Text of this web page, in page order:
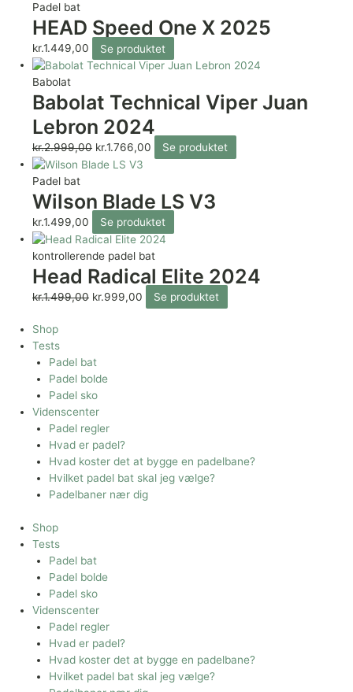
Padel bat
HEAD Speed One X 2025
kr.1.449,00 Se produktet
Babolat
Babolat Technical Viper Juan
Lebron 2024
kr.2.999,00 kr.1.766,00 Se produktet
Padel bat
Wilson Blade LS V3
kr.1.499,00 Se produktet
kontrollerende padel bat
Head Radical Elite 2024
kr.1.499,00 kr.999,00 Se produktet
Shop
Tests
Padel bat
Padel bolde
Padel sko
Videnscenter
Padel regler
Hvad er padel?
Hvad koster det at bygge en padelbane?
Hvilket padel bat skal jeg vælge?
Padelbaner nær dig
Shop
Tests
Padel bat
Padel bolde
Padel sko
Videnscenter
Padel regler
Hvad er padel?
Hvad koster det at bygge en padelbane?
Hvilket padel bat skal jeg vælge?